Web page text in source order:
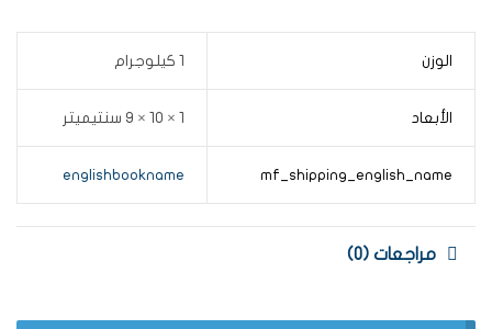
الوزن 1 كيلوجرام
الأبعاد 1 × 10 × 9 سنتيميتر
mf_shipping_english_name
englishbookname
مراجعات (0)